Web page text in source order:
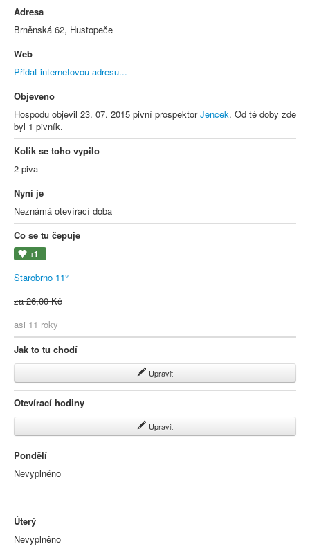
Adresa
Brněnská 62, Hustopeče
Web
Přidat internetovou adresu...
Objeveno
Hospodu objevil 23. 07. 2015 pivní prospektorJencek. Od té doby zde
byl 1 pivník.
Kolik se toho vypilo
2 piva
Nyní je
Neznámá otevírací doba
Co se tu čepuje
+1
Starobrno 11°
za 26,00 Kč
asi 11 roky
Jak to tu chodí
Upravit
Otevírací hodiny
Upravit
Pondělí
Nevyplněno
Úterý
Nevyplněno